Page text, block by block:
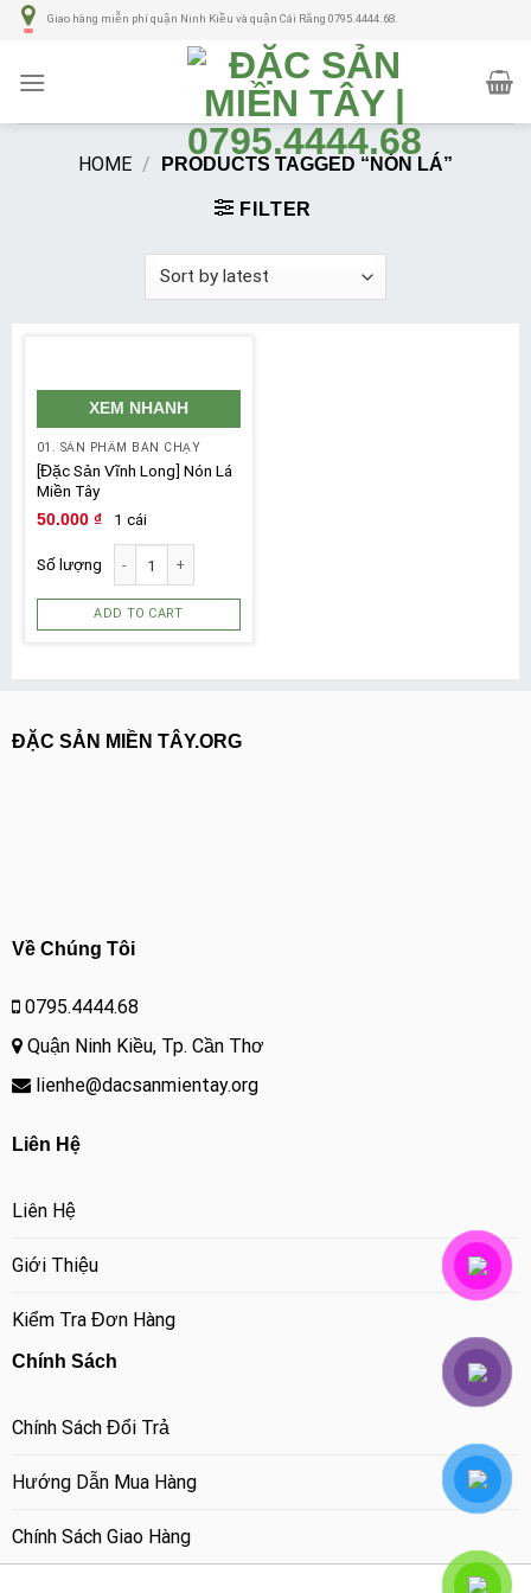
Giao hàng miễn phí quận Ninh Kiều và quận Cái Răng 0795.4444.68.
HOME / PRODUCTS TAGGED “NÓN LÁ”
FILTER
XEM NHANH
01. SẢN PHẨM BÁN CHẠY
[Đặc Sản Vĩnh Long] Nón Lá
Miền Tây
50.000 ₫ 1 cái
Số lượng
ADD TO CART
ĐẶC SẢN MIỀN TÂY.ORG
Về Chúng Tôi
0795.4444.68
Quận Ninh Kiều, Tp. Cần Thơ
lienhe@dacsanmientay.org
Liên Hệ
Liên Hệ
Giới Thiệu
Kiểm Tra Đơn Hàng
Chính Sách
Chính Sách Đổi Trả
Hướng Dẫn Mua Hàng
Chính Sách Giao Hàng